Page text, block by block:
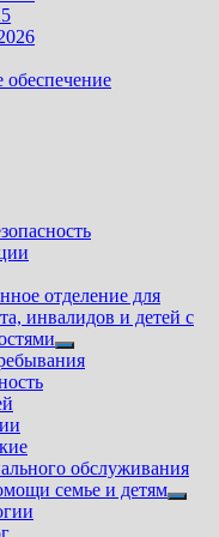
обеспечение
отделение для
инвалидов и детей с
Показать
подменю
обслуживания
семье и детям